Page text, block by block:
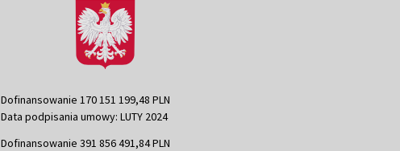
Dofinansowanie 170 151 199,48 PLN
Data podpisania umowy: LUTY 2024
Dofinansowanie 391 856 491,84 PLN